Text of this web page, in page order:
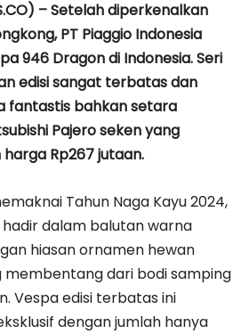
– Setelah diperkenalkan
PT Piaggio Indonesia
946 Dragon di Indonesia. Seri
edisi sangat terbatas dan
fantastis bahkan setara
Pajero seken yang
Rp267 jutaan.
Tahun Naga Kayu 2024,
dalam balutan warna
hiasan ornamen hewan
membentang dari bodi samping
Vespa edisi terbatas ini
dengan jumlah hanya